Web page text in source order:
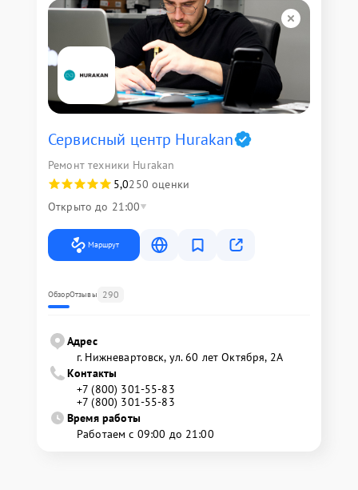
Сервисный центр Hurakan
Ремонт техники Hurakan
5,0250 оценки
Открыто до 21:00
Маршрут
ОбзорОтзывы 290
Адрес
г. Нижневартовск, ул. 60 лет Октября, 2А
Контакты
+7 (800) 301-55-83
+7 (800) 301-55-83
Время работы
Работаем с 09:00 до 21:00